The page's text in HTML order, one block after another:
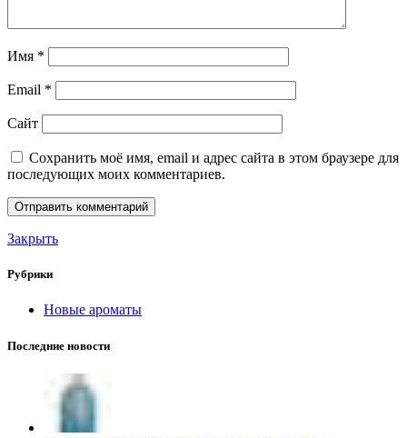
Имя *
Email *
Сайт
Сохранить моё имя, email и адрес сайта в этом браузере для
последующих моих комментариев.
Закрыть
Рубрики
Новые ароматы
Последние новости